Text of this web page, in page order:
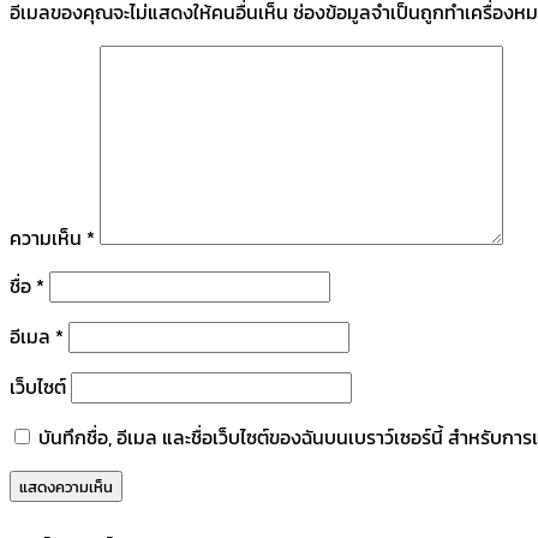
อีเมลของคุณจะไม่แสดงให้คนอื่นเห็น ช่องข้อมูลจำเป็นถูกทำเครื่องห
ความเห็น *
ชื่อ *
อีเมล *
เว็บไซต์
บันทึกชื่อ, อีเมล และชื่อเว็บไซต์ของฉันบนเบราว์เซอร์นี้ สำหรับกา